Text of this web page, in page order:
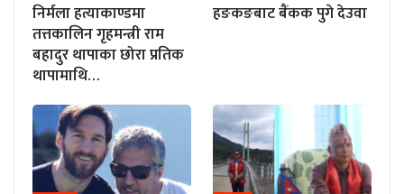
निर्मला हत्याकाण्डमा
तत्तकालिन गृहमन्त्री राम
बहादुर थापाका छोरा प्रतिक
थापामाथि…
हङकङबाट बैंकक पुगे देउवा